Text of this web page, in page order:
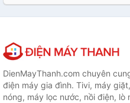
DienMayThanh.com chuyên
điện máy gia đình. Tivi, máy
nóng, máy lọc nước, nồi điện,